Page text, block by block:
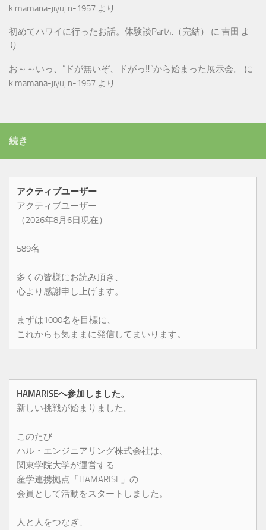
kimamana-jiyujin-1957 より
初めてハワイに行ったお話。体験談Part4.（完結） に 吉田 よ
り
お～～いっ、”ドが無いぞ、ドがっ‼”から始まった展示会。
に
kimamana-jiyujin-1957 より
続き
アクティブユーザー
アクティブユーザー
（2026年8月6日現在）
589名
多くの皆様にお読み頂き、
心より感謝申し上げます。
まずは1000名を目標に、
これからも気ままに発信してまいります。
HAMARISEへ参加しました。
新しい挑戦が始まりました。
このたび
ハル・エンジニアリング株式会社は、
関東学院大学が運営する
産学連携拠点「HAMARISE」の
会員として活動をスタートしました。
人と人をつなぎ、